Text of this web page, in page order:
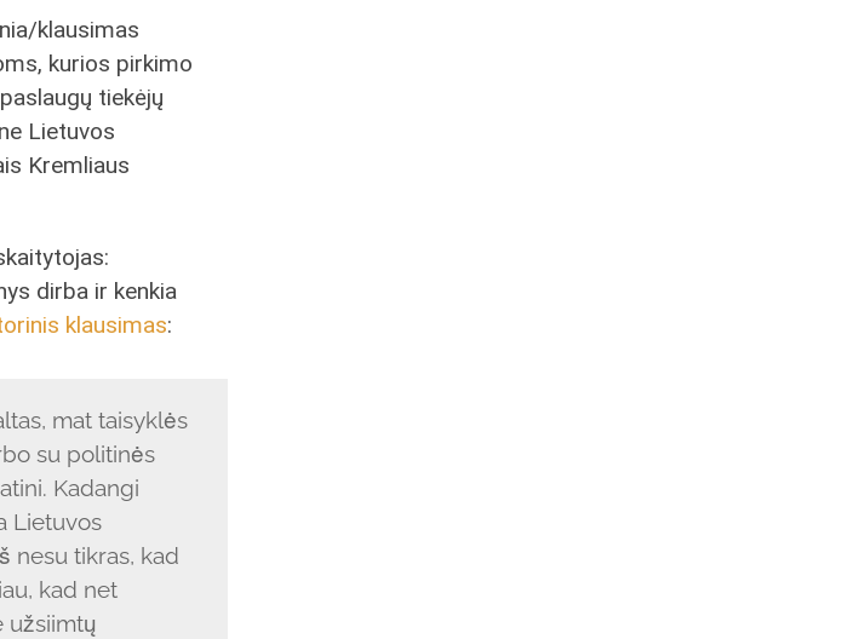
klausimas
kurios pirkimo
tiekėjų
Lietuvos
Kremliaus
dirba ir kenkia
klausimas:
mat taisyklės
su politinės
Kadangi
Lietuvos
nesu tikras, kad
kad net
užsiimtų